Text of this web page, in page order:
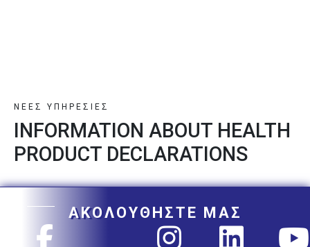
ΝΕΕΣ ΥΠΗΡΕΣΙΕΣ
INFORMATION ABOUT HEALTH
PRODUCT DECLARATIONS
ΑΚΟΛΟΥΘΗΣΤΕ ΜΑΣ